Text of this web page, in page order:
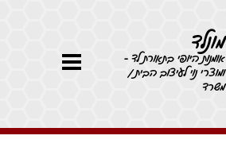
מונלד
אומנות היופי בתאורת לד -
ומוצרי נוי לעיצוב הבית /
משרד